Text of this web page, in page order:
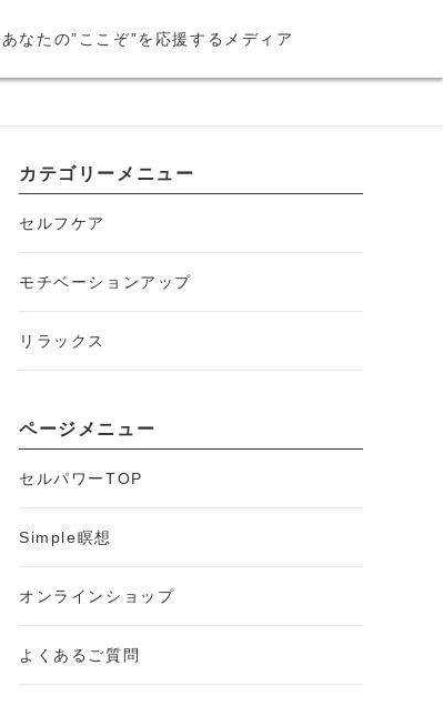
あなたの”ここぞ”を応援するメディア
カテゴリーメニュー
セルフケア
モチベーションアップ
リラックス
ページメニュー
セルパワーTOP
Simple瞑想
オンラインショップ
よくあるご質問